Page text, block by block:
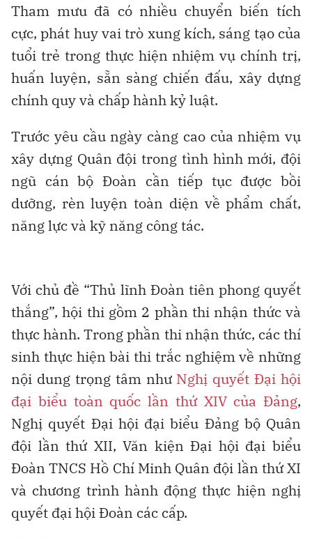
Tham mưu đã có nhiều chuyển biến tích
cực, phát huy vai trò xung kích, sáng tạo của
tuổi trẻ trong thực hiện nhiệm vụ chính trị,
huấn luyện, sẵn sàng chiến đấu, xây dựng
chính quy và chấp hành kỷ luật.
Trước yêu cầu ngày càng cao của nhiệm vụ
xây dựng Quân đội trong tình hình mới, đội
ngũ cán bộ Đoàn cần tiếp tục được bồi
dưỡng, rèn luyện toàn diện về phẩm chất,
năng lực và kỹ năng công tác.
Với chủ đề “Thủ lĩnh Đoàn tiên phong quyết
thắng”, hội thi gồm 2 phần thi nhận thức và
thực hành. Trong phần thi nhận thức, các thí
sinh thực hiện bài thi trắc nghiệm về những
nội dung trọng tâm như Nghị quyết Đại hội
đại biểu toàn quốc lần thứ XIV của Đảng,
Nghị quyết Đại hội đại biểu Đảng bộ Quân
đội lần thứ XII, Văn kiện Đại hội đại biểu
Đoàn TNCS Hồ Chí Minh Quân đội lần thứ XI
và chương trình hành động thực hiện nghị
quyết đại hội Đoàn các cấp.